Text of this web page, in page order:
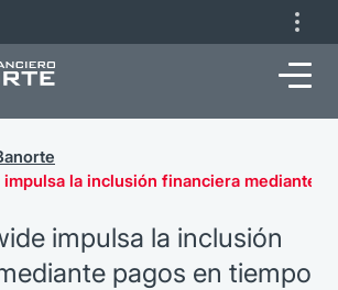
la inclusión financiera mediante
impulsa la inclusión
pagos en tiempo